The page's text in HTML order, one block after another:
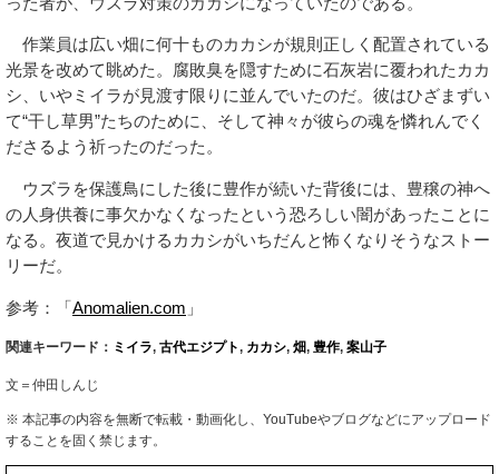
作業員は広い畑に何十ものカカシが規則正しく配置されている
光景を改めて眺めた。腐敗臭を隠すために石灰岩に覆われたカカ
シ、いやミイラが見渡す限りに並んでいたのだ。彼はひざまずい
て“干し草男”たちのために、そして神々が彼らの魂を憐れんでく
ださるよう祈ったのだった。
ウズラを保護鳥にした後に豊作が続いた背後には、豊穣の神へ
の人身供養に事欠かなくなったという恐ろしい闇があったことに
なる。夜道で見かけるカカシがいちだんと怖くなりそうなストー
リーだ。
参考：「 Anomalien.com 」
関連キーワード： ミイラ, 古代エジプト, カカシ, 畑, 豊作, 案山子
文＝仲田しんじ
※ 本記事の内容を無断で転載・動画化し、YouTubeやブログなどにアップロード
することを固く禁じます。